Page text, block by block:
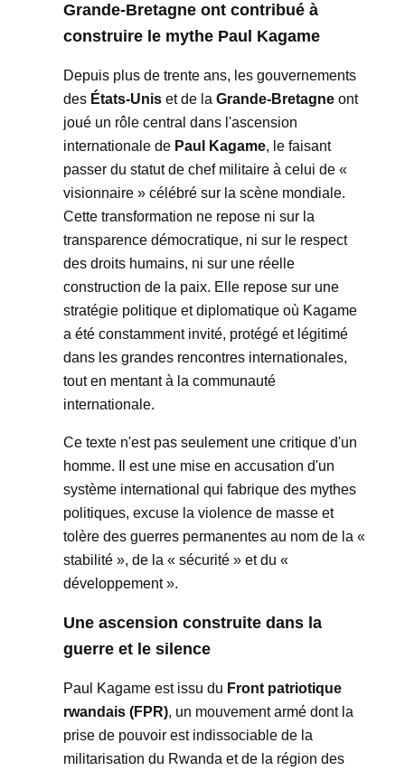
Grande-Bretagne ont contribué à
construire le mythe Paul Kagame
Depuis plus de trente ans, les gouvernements
des États-Unis et de la Grande-Bretagne ont
joué un rôle central dans l'ascension
internationale de Paul Kagame, le faisant
passer du statut de chef militaire à celui de «
visionnaire » célébré sur la scène mondiale.
Cette transformation ne repose ni sur la
transparence démocratique, ni sur le respect
des droits humains, ni sur une réelle
construction de la paix. Elle repose sur une
stratégie politique et diplomatique où Kagame
a été constamment invité, protégé et légitimé
dans les grandes rencontres internationales,
tout en mentant à la communauté
internationale.
Ce texte n'est pas seulement une critique d'un
homme. Il est une mise en accusation d'un
système international qui fabrique des mythes
politiques, excuse la violence de masse et
tolère des guerres permanentes au nom de la «
stabilité », de la « sécurité » et du «
développement ».
Une ascension construite dans la
guerre et le silence
Paul Kagame est issu du Front patriotique
rwandais (FPR), un mouvement armé dont la
prise de pouvoir est indissociable de la
militarisation du Rwanda et de la région des